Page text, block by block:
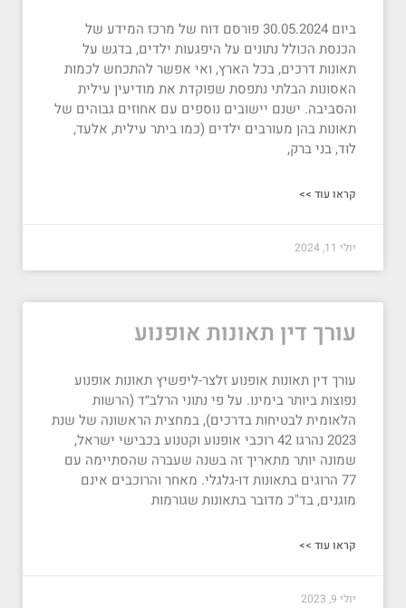
ביום 30.05.2024 פורסם דוח של מרכז המידע של
הכנסת הכולל נתונים על היפגעות ילדים, בדגש על
תאונות דרכים, בכל הארץ, ואי אפשר להתכחש לכמות
האסונות הבלתי נתפסת שפוקדת את מודיעין עילית
והסביבה. ישנם יישובים נוספים עם אחוזים גבוהים של
תאונות בהן מעורבים ילדים (כמו ביתר עילית, אלעד,
לוד, בני ברק,
קראו עוד >>
יולי 11, 2024
עורך דין תאונות אופנוע
עורך דין תאונות אופנוע זלצר-ליפשיץ תאונות אופנוע
נפוצות ביותר בימינו. על פי נתוני הרלב״ד (הרשות
הלאומית לבטיחות בדרכים), במחצית הראשונה של שנת
2023 נהרגו 42 רוכבי אופנוע וקטנוע בכבישי ישראל,
שמונה יותר מתאריך זה בשנה שעברה שהסתיימה עם
77 הרוגים בתאונות דו-גלגלי. מאחר והרוכבים אינם
מוגנים, בד"כ מדובר בתאונות שגורמות
קראו עוד >>
יולי 9, 2023